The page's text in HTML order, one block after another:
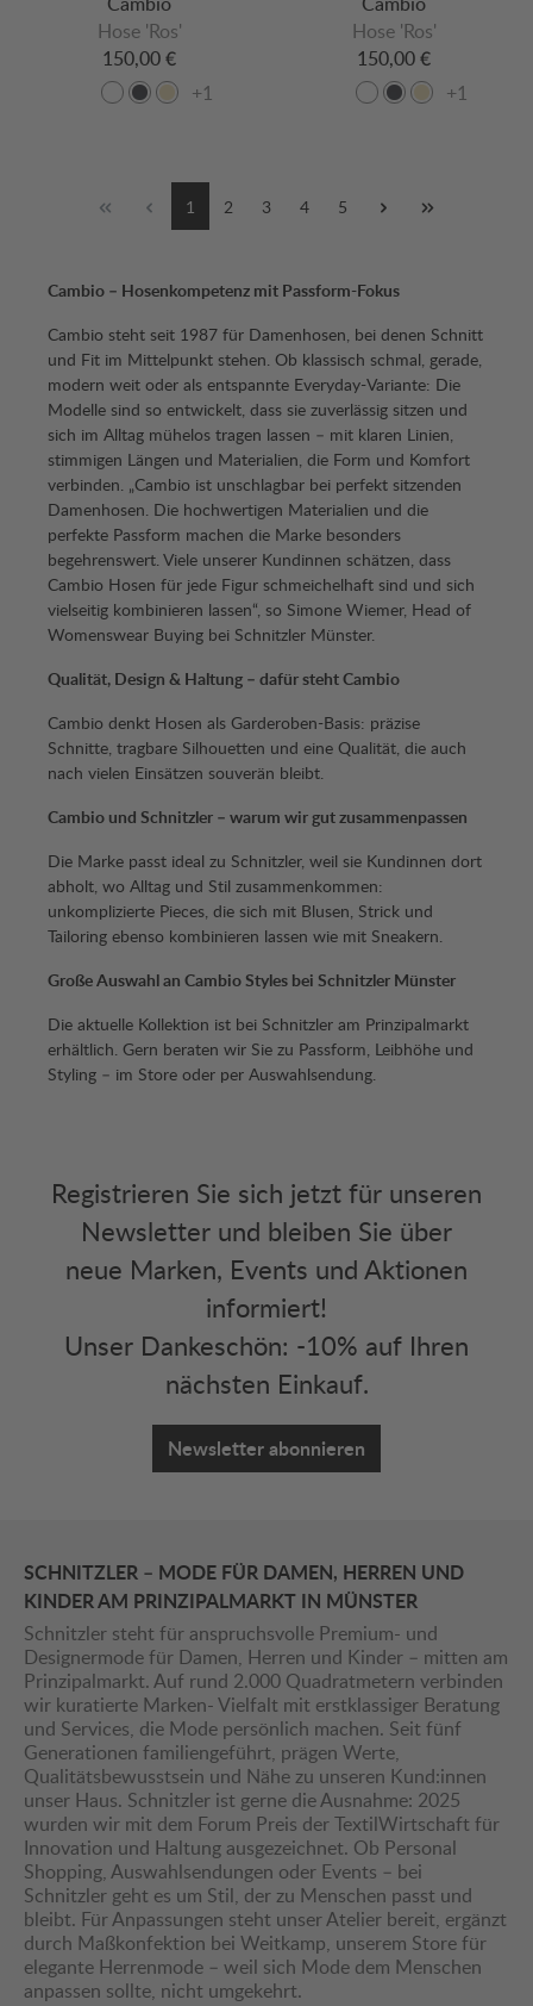
Hose 'Ros'
150,00 €
+1
Hose 'Ros'
150,00 €
+1
1 2 3 4 5
Cambio – Hosenkompetenz mit Passform-Fokus
Cambio steht seit 1987 für Damenhosen, bei denen Schnitt
und Fit im Mittelpunkt stehen. Ob klassisch schmal, gerade,
modern weit oder als entspannte Everyday-Variante: Die
Modelle sind so entwickelt, dass sie zuverlässig sitzen und
sich im Alltag mühelos tragen lassen – mit klaren Linien,
stimmigen Längen und Materialien, die Form und Komfort
verbinden. „Cambio ist unschlagbar bei perfekt sitzenden
Damenhosen. Die hochwertigen Materialien und die
perfekte Passform machen die Marke besonders
begehrenswert. Viele unserer Kundinnen schätzen, dass
Cambio Hosen für jede Figur schmeichelhaft sind und sich
vielseitig kombinieren lassen“, so Simone Wiemer, Head of
Womenswear Buying bei Schnitzler Münster.
Qualität, Design & Haltung – dafür steht Cambio
Cambio denkt Hosen als Garderoben-Basis: präzise
Schnitte, tragbare Silhouetten und eine Qualität, die auch
nach vielen Einsätzen souverän bleibt.
Cambio und Schnitzler – warum wir gut zusammenpassen
Die Marke passt ideal zu Schnitzler, weil sie Kundinnen dort
abholt, wo Alltag und Stil zusammenkommen:
unkomplizierte Pieces, die sich mit Blusen, Strick und
Tailoring ebenso kombinieren lassen wie mit Sneakern.
Große Auswahl an Cambio Styles bei Schnitzler Münster
Die aktuelle Kollektion ist bei Schnitzler am Prinzipalmarkt
erhältlich. Gern beraten wir Sie zu Passform, Leibhöhe und
Styling – im Store oder per Auswahlsendung.
Registrieren Sie sich jetzt für unseren
Newsletter und bleiben Sie über
neue Marken, Events und Aktionen
informiert!
Unser Dankeschön: -10% auf Ihren
nächsten Einkauf.
Newsletter abonnieren
SCHNITZLER – MODE FÜR DAMEN, HERREN UND
KINDER AM PRINZIPALMARKT IN MÜNSTER
Schnitzler steht für anspruchsvolle Premium- und
Designermode für Damen, Herren und Kinder – mitten am
Prinzipalmarkt. Auf rund 2.000 Quadratmetern verbinden
wir kuratierte Marken- Vielfalt mit erstklassiger Beratung
und Services, die Mode persönlich machen. Seit fünf
Generationen familiengeführt, prägen Werte,
Qualitätsbewusstsein und Nähe zu unseren Kund:innen
unser Haus. Schnitzler ist gerne die Ausnahme: 2025
wurden wir mit dem Forum Preis der TextilWirtschaft für
Innovation und Haltung ausgezeichnet. Ob Personal
Shopping, Auswahlsendungen oder Events – bei
Schnitzler geht es um Stil, der zu Menschen passt und
bleibt. Für Anpassungen steht unser Atelier bereit, ergänzt
durch Maßkonfektion bei Weitkamp, unserem Store für
elegante Herrenmode – weil sich Mode dem Menschen
anpassen sollte, nicht umgekehrt.